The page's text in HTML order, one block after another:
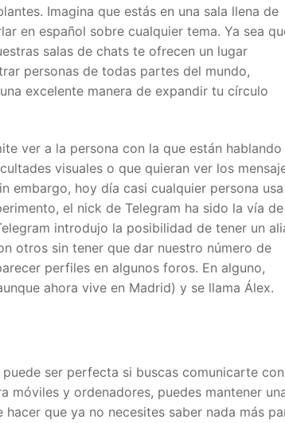
Imagina que estás en una sala llena de
en español sobre cualquier tema. Ya sea
salas de chats te ofrecen un lugar
personas de todas partes del mundo,
excelente manera de expandir tu círculo
ver a la persona con la que están hablando
visuales o que quieran ver los
embargo, hoy día casi cualquier persona usa
el nick de Telegram ha sido la vía de
introdujo la posibilidad de tener un
otros sin tener que dar nuestro número de
perfiles en algunos foros. En alguno,
ahora vive en Madrid) y se llama Álex.
ser perfecta si buscas comunicarte con
y ordenadores, puedes mantener
que ya no necesites saber nada más